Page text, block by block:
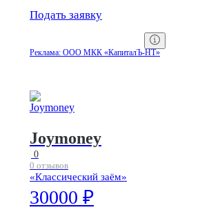
Подать заявку
Реклама: ООО МКК «КапиталЪ-НТ»
Joymoney
0
0 отзывов
«Классический заём»
30000 ₽